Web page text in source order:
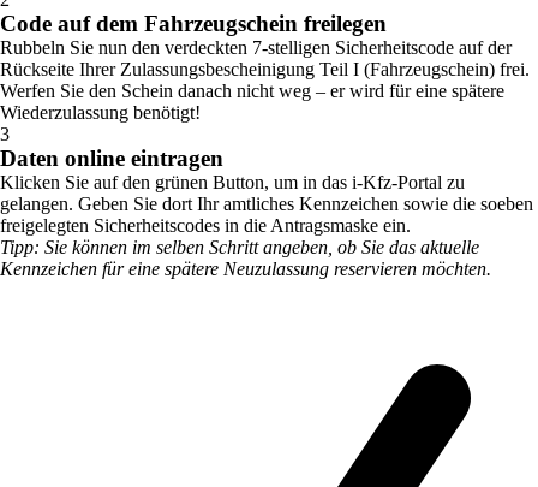
Code auf dem Fahrzeugschein freilegen
Rubbeln Sie nun den verdeckten 7-stelligen Sicherheitscode auf der
Rückseite Ihrer Zulassungsbescheinigung Teil I (Fahrzeugschein) frei.
Werfen Sie den Schein danach nicht weg – er wird für eine spätere
Wiederzulassung benötigt!
3
Daten online eintragen
Klicken Sie auf den grünen Button, um in das i-Kfz-Portal zu
gelangen. Geben Sie dort Ihr amtliches Kennzeichen sowie die soeben
freigelegten Sicherheitscodes in die Antragsmaske ein.
Tipp: Sie können im selben Schritt angeben, ob Sie das aktuelle
Kennzeichen für eine spätere Neuzulassung reservieren möchten.